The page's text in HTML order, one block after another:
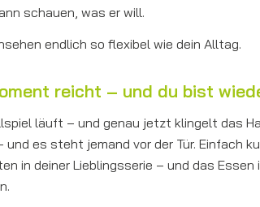
schauen, was er will.
endlich so flexibel wie dein Alltag.
reicht – und du bist
läuft – und genau jetzt klingelt das
und es steht jemand vor der Tür. Einfach
in deiner Lieblingsserie – und das